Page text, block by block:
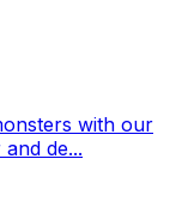
with our
and de...